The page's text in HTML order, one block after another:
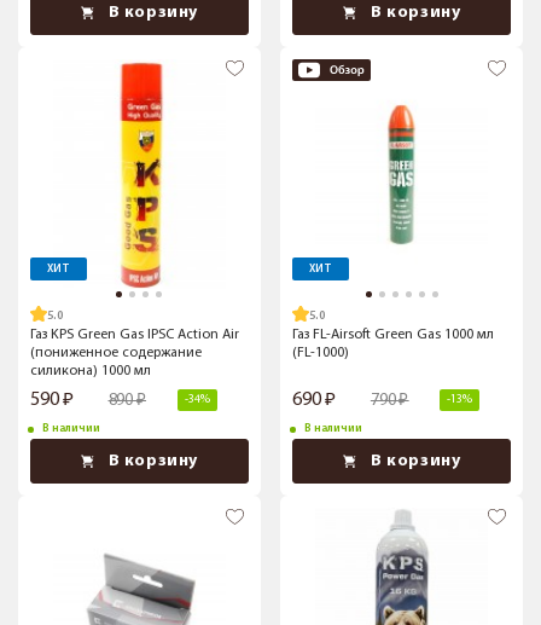
В корзину В корзину
ХИТ
5.0
Газ KPS Green Gas IPSC Action Air
(пониженное содержание
силикона) 1000 мл
590 890 -34%
В наличии
В корзину
ХИТ
5.0
Газ FL-Airsoft Green Gas 1000 мл
(FL-1000)
690 790 -13%
В наличии
В корзину